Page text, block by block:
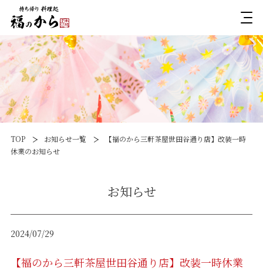
TOP お知らせ一覧
【福のから三軒茶屋世田谷通り店】改装一時
休業のお知らせ
お知らせ
2024/07/29
【福のから三軒茶屋世田谷通り店】改装一時休業